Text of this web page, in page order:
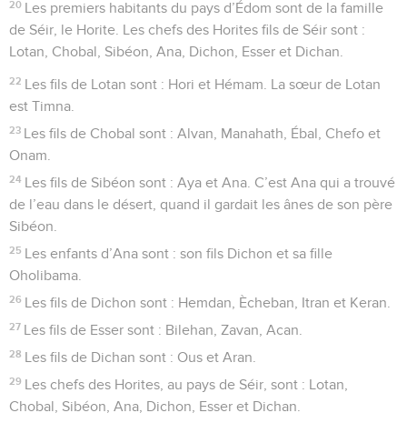
20 Les premiers habitants du pays d’Édom sont de la famille
de Séir, le Horite. Les chefs des Horites fils de Séir sont :
Lotan, Chobal, Sibéon, Ana, Dichon, Esser et Dichan.
22 Les fils de Lotan sont : Hori et Hémam. La sœur de Lotan
est Timna.
23 Les fils de Chobal sont : Alvan, Manahath, Ébal, Chefo et
Onam.
24 Les fils de Sibéon sont : Aya et Ana. C’est Ana qui a trouvé
de l’eau dans le désert, quand il gardait les ânes de son père
Sibéon.
25 Les enfants d’Ana sont : son fils Dichon et sa fille
Oholibama.
26 Les fils de Dichon sont : Hemdan, Ècheban, Itran et Keran.
27 Les fils de Esser sont : Bilehan, Zavan, Acan.
28 Les fils de Dichan sont : Ous et Aran.
29 Les chefs des Horites, au pays de Séir, sont : Lotan,
Chobal, Sibéon, Ana, Dichon, Esser et Dichan.